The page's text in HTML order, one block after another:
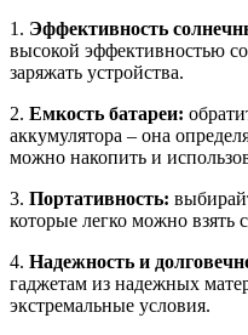
1. Эффективность
высокой эффективностью
заряжать устройства.
2. Емкость батареи:
аккумулятора – она
можно накопить и
3. Портативность:
которые легко можно взять
4. Надежность и
гаджетам из надежных
экстремальные условия.